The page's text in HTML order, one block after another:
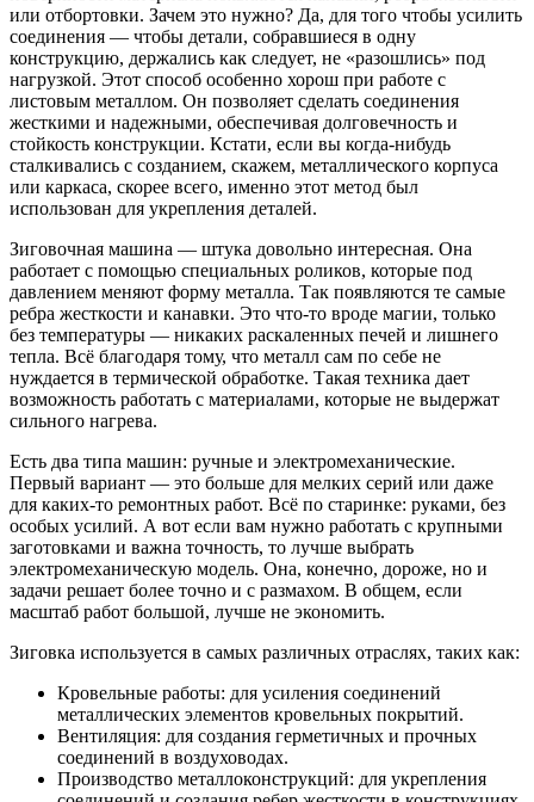
или отбортовки. Зачем это нужно? Да, для того чтобы усилить
соединения — чтобы детали, собравшиеся в одну
конструкцию, держались как следует, не «разошлись» под
нагрузкой. Этот способ особенно хорош при работе с
листовым металлом. Он позволяет сделать соединения
жесткими и надежными, обеспечивая долговечность и
стойкость конструкции. Кстати, если вы когда-нибудь
сталкивались с созданием, скажем, металлического корпуса
или каркаса, скорее всего, именно этот метод был
использован для укрепления деталей.
Зиговочная машина — штука довольно интересная. Она
работает с помощью специальных роликов, которые под
давлением меняют форму металла. Так появляются те самые
ребра жесткости и канавки. Это что-то вроде магии, только
без температуры — никаких раскаленных печей и лишнего
тепла. Всё благодаря тому, что металл сам по себе не
нуждается в термической обработке. Такая техника дает
возможность работать с материалами, которые не выдержат
сильного нагрева.
Есть два типа машин: ручные и электромеханические.
Первый вариант — это больше для мелких серий или даже
для каких-то ремонтных работ. Всё по старинке: руками, без
особых усилий. А вот если вам нужно работать с крупными
заготовками и важна точность, то лучше выбрать
электромеханическую модель. Она, конечно, дороже, но и
задачи решает более точно и с размахом. В общем, если
масштаб работ большой, лучше не экономить.
Зиговка используется в самых различных отраслях, таких как:
Кровельные работы: для усиления соединений
металлических элементов кровельных покрытий.
Вентиляция: для создания герметичных и прочных
соединений в воздуховодах.
Производство металлоконструкций: для укрепления